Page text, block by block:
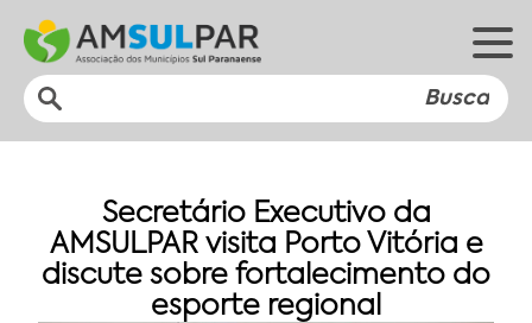
Secretário Executivo da
AMSULPAR visita Porto Vitória e
discute sobre fortalecimento do
esporte regional